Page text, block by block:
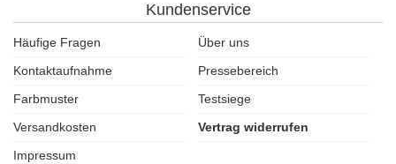
Kundenservice
Häufige Fragen
Über uns
Kontaktaufnahme
Pressebereich
Farbmuster
Testsiege
Versandkosten
Vertrag widerrufen
Impressum